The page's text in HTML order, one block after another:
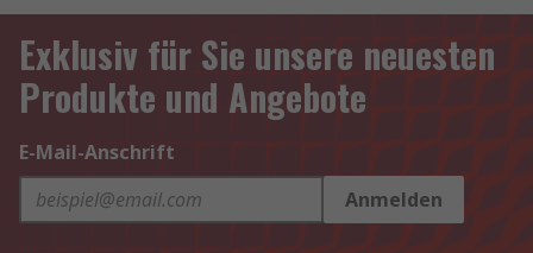
Exklusiv für Sie unsere neuesten
Produkte und Angebote
E-Mail-Anschrift
Anmelden